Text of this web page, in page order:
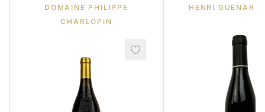
DOMAINE PHILIPPE
CHARLOPIN
HENRI GUENARD